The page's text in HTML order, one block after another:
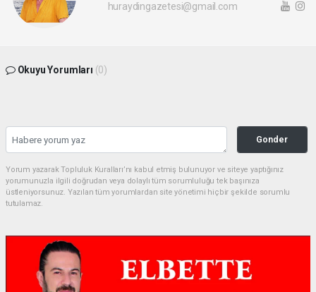
huraydingazetesi@gmail.com
Okuyu Yorumları (0)
Gonder
Yorum yazarak Topluluk Kuralları’nı kabul etmiş bulunuyor ve siteye yaptığınız
yorumunuzla ilgili doğrudan veya dolaylı tüm sorumluluğu tek başınıza
üstleniyorsunuz. Yazılan tüm yorumlardan site yönetimi hiçbir şekilde sorumlu
tutulamaz.